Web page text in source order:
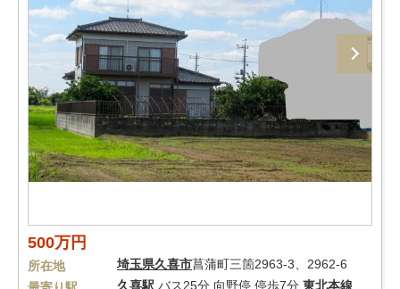
500万円
所在地 埼玉県久喜市菖蒲町三箇2963-3、2962-6
久喜駅 バス25分 向野停 停歩7分 東北本線